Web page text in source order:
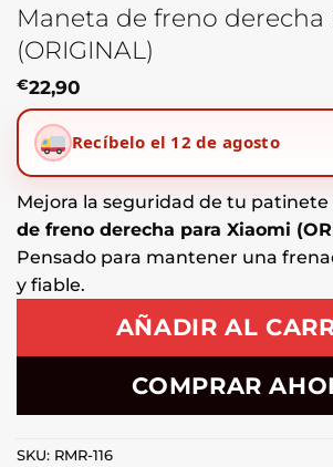
Maneta de freno derecha
(ORIGINAL)
€22,90
Recíbelo el 12 de agosto
Mejora la seguridad de tu patinete
de freno derecha para Xiaomi
Pensado para mantener una
y fiable.
AÑADIR AL
COMPRAR
SKU: RMR-116